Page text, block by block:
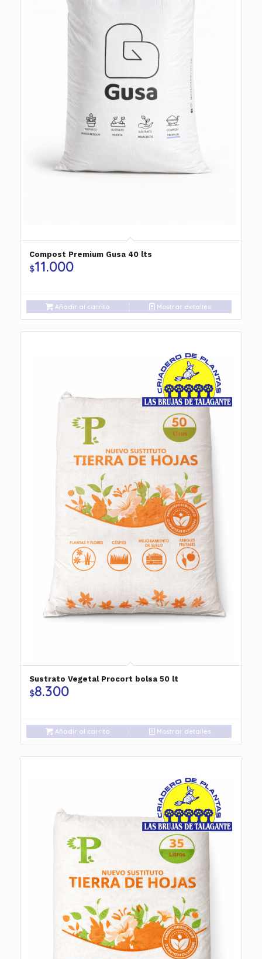
Compost Premium Gusa 40 lts
$11.000
Añadir al carrito Mostrar detalles
Sustrato Vegetal Procort bolsa 50 lt
$8.300
Añadir al carrito Mostrar detalles